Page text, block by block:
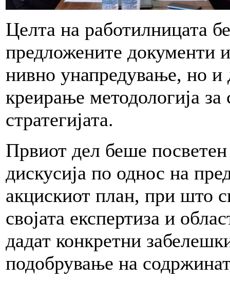
Целта на работилницата
предложените документи
нивно унапредување, но и
креирање методологија
стратегијата.
Првиот дел беше
дискусија по однос на
акцискиот план, при што
својата експертиза и
дадат конкретни
подобрување на